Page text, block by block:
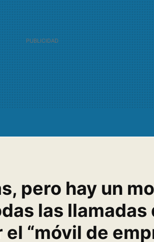
pero hay un
las llamadas
“móvil de